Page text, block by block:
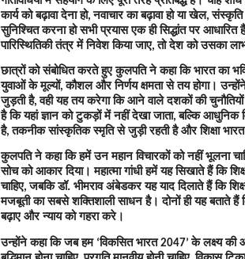
कार्य को बढ़ावा देना हो,नवाचार का बढ़ावा हो या खेल,संस्कृति
सुनिश्चित करना हो सभी प्रयास एक ही सिद्धांत पर आधारित
पारिस्थितिकी तंत्र में निवेश किया जाए,तो देश को उसका
छात्रों को संबोधित करते हुए कुलपति ने कहा कि भारत का
युवाओं के मूल्यों,कौशल और निर्णय क्षमता से तय होगा।
जुड़ती है,वही यह तय करेगा कि आने वाले दशकों की
है कि यहां ज्ञान को टुकड़ों में नहीं देखा जाता,बल्कि आधुनिक
है,तकनीक सांस्कृतिक स्मृति से जुड़ी रहती है और शिक्षा
कुलपति ने कहा कि हमें उन महान विचारकों को नहीं भूलना
सोच को आकार दिया। महात्मा गांधी हमें यह सिखाते हैं कि
चाहिए,जबकि डॉ. भीमराव अंबेडकर यह याद दिलाते हैं कि
मजबूती का सबसे शक्तिशाली साधन है। दोनों ही यह बताते हैं
बढ़ाए और न्याय को गहरा करे।
उन्होंने कहा कि जब हम ‘विकसित भारत2047’के लक्ष्य की